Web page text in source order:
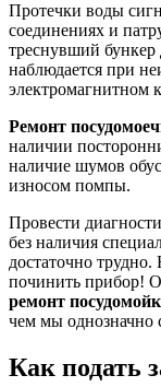
Протечки воды
соединениях и
треснувший
наблюдается при
электромагнитном
Ремонт
наличии
наличие шумов
износом помпы.
Провести
без наличия
достаточно трудно.
починить прибор!
ремонт
чем мы
Как подать